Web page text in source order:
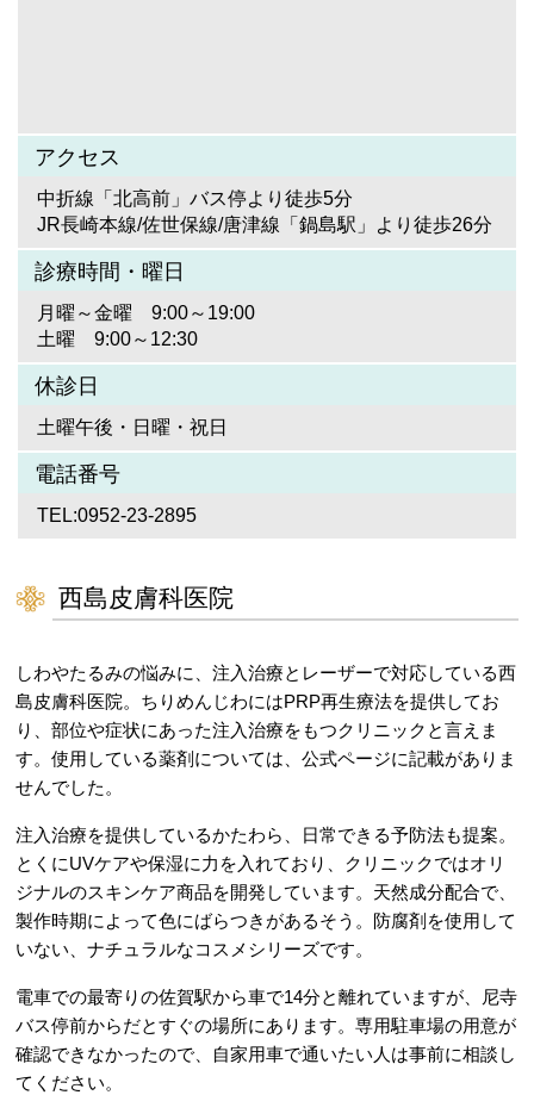
アクセス
中折線「北高前」バス停より徒歩5分
JR長崎本線/佐世保線/唐津線「鍋島駅」より徒歩26分
診療時間・曜日
月曜～金曜 9:00～19:00
土曜 9:00～12:30
休診日
土曜午後・日曜・祝日
電話番号
TEL:0952-23-2895
西島皮膚科医院
しわやたるみの悩みに、注入治療とレーザーで対応している西
島皮膚科医院。ちりめんじわにはPRP再生療法を提供してお
り、部位や症状にあった注入治療をもつクリニックと言えま
す。使用している薬剤については、公式ページに記載がありま
せんでした。
注入治療を提供しているかたわら、日常できる予防法も提案。
とくにUVケアや保湿に力を入れており、クリニックではオリ
ジナルのスキンケア商品を開発しています。天然成分配合で、
製作時期によって色にばらつきがあるそう。防腐剤を使用して
いない、ナチュラルなコスメシリーズです。
電車での最寄りの佐賀駅から車で14分と離れていますが、尼寺
バス停前からだとすぐの場所にあります。専用駐車場の用意が
確認できなかったので、自家用車で通いたい人は事前に相談し
てください。